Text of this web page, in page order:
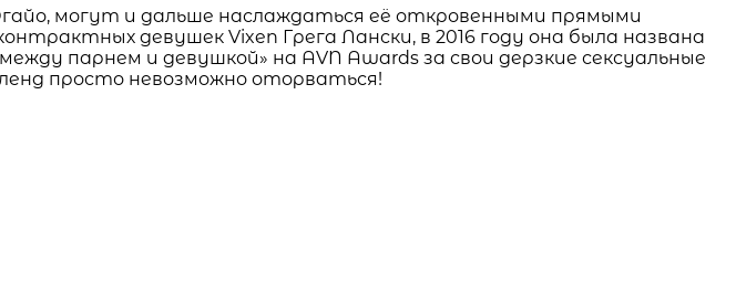
могут и дальше наслаждаться её откровенными прямыми
девушек Vixen Грега Лански, в 2016 году она была названа
парнем и девушкой» на AVN Awards за свои дерзкие сексуальные
просто невозможно оторваться!